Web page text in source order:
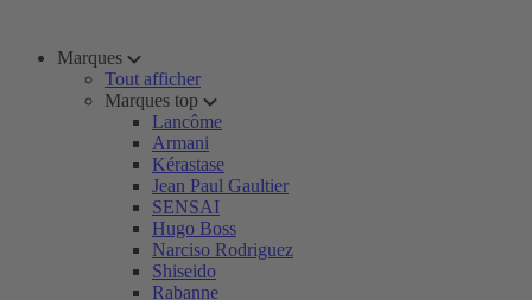
Marques
Tout afficher
Marques top
Lancôme
Armani
Kérastase
Jean Paul Gaultier
SENSAI
Hugo Boss
Narciso Rodriguez
Shiseido
Rabanne